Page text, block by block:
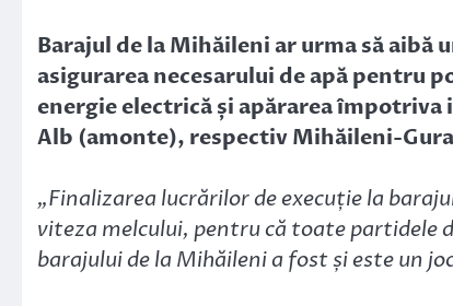
Barajul de la Mihăileni ar urma să
asigurarea necesarului de apă pentru
energie electrică și apărarea
Alb (amonte), respectiv Mihăileni-
„Finalizarea lucrărilor de execuție la
viteza melcului, pentru că toate partidele
barajului de la Mihăileni a fost și este un